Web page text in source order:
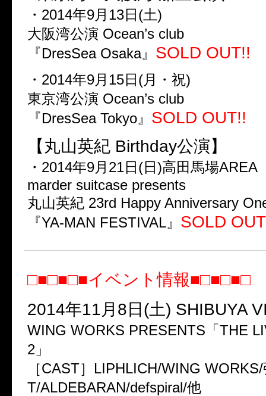
・2014年9月13日(土)
大阪湾公演 Ocean’s club
『DresSea Osaka』 SOLD OUT!!
・2014年9月15日(月・祝)
東京湾公演 Ocean’s club
『DresSea Tokyo』 SOLD OUT!!
【丸山英紀 Birthday公演】
・2014年9月21日(日)高田馬場AREA
marder suitcase presents
丸山英紀 23rd Happy Anniversary
『YA-MAN FESTIVAL』 SOLD
□■□■□■イベント情報■□■□■□
2014年11月8日(土) SHIBUYA
WING WORKS PRESENTS「THE
2」
［CAST］LIPHLICH/WING
T/ALDEBARAN/defspiral/他